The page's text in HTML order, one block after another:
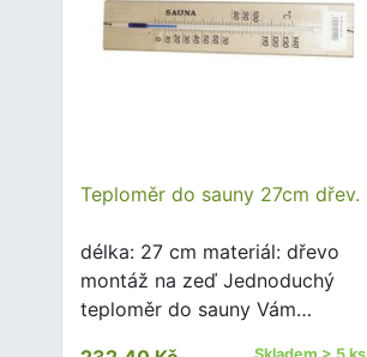
Teploměr do sauny 27cm dřev.
délka: 27 cm materiál: dřevo
montáž na zeď Jednoduchý
teploměr do sauny Vám